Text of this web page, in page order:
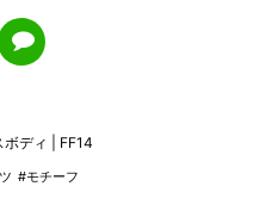
ボディ | FF14
#モチーフ